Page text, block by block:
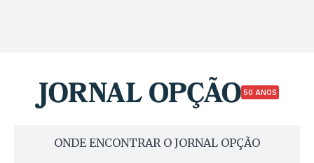
50 ANOS
ONDE ENCONTRAR O JORNAL OPÇÃO